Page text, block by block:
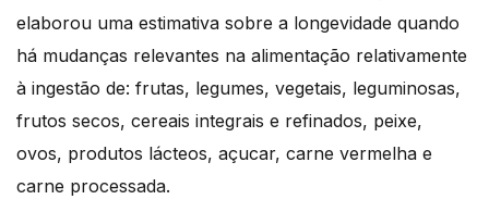
elaborou uma estimativa sobre a longevidade quando
há mudanças relevantes na alimentação relativamente
à ingestão de: frutas, legumes, vegetais, leguminosas,
frutos secos, cereais integrais e refinados, peixe,
ovos, produtos lácteos, açucar, carne vermelha e
carne processada.